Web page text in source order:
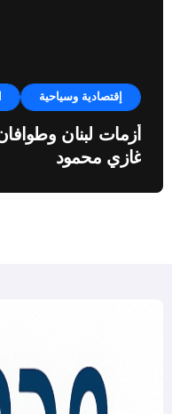
إقتصادية وسياحية
أزمات لبنان
غازي محمود